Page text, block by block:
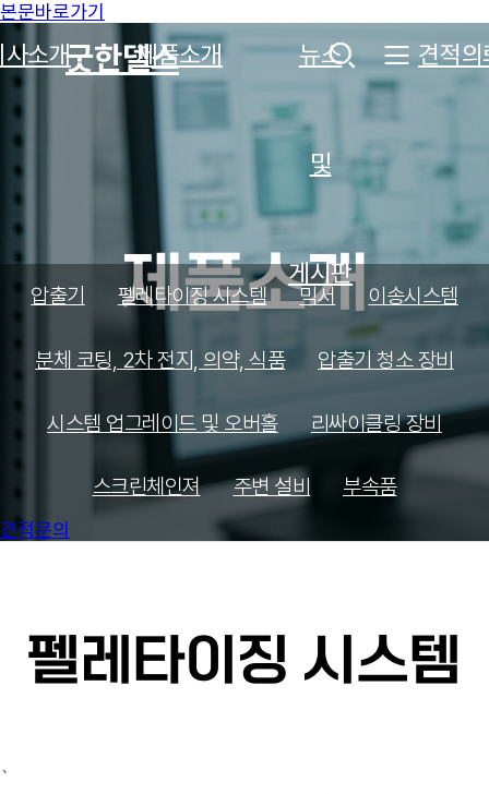
본문바로가기
굿한델스
사소개 제품소개 뉴스
및
게시판
견적의
제품소개
압출기 펠레타이징 시스템 믹서 이송시스템
분체 코팅, 2차 전지, 의약, 식품 압출기 청소 장비
시스템 업그레이드 및 오버홀 리싸이클링 장비
스크린체인져 주변 설비 부속품
견적문의
펠레타이징 시스템
`